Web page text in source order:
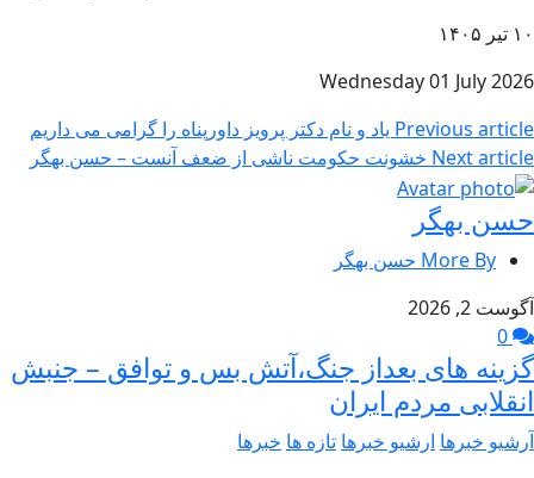
۱۰ تير ۱۴۰۵
Wednesday 01 July 2026
Previous article یاد و نام دکتر پرویز داورپناه را گرامی می داریم
Next article خشونت حکومت ناشی از ضعف آنست – حسن بهگر
حسن بهگر
More By حسن بهگر
آگوست 2, 2026
گزینه های بعداز جنگ،آتش بس و توافق – جنبش
انقلابی مردم ایران
آرشیو خبرها ارشیو خبرها تازه ها خبرها